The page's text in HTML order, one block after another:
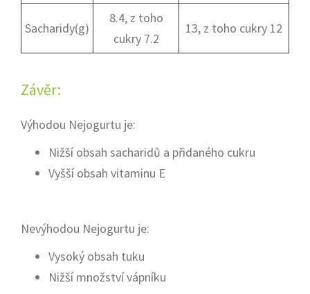
Sacharidy(g)
8.4, z toho
cukry 7.2
13, z toho cukry 12
Závěr:
Výhodou Nejogurtu je:
Nižší obsah sacharidů a přidaného cukru
Vyšší obsah vitaminu E
Nevýhodou Nejogurtu je:
Vysoký obsah tuku
Nižší množství vápníku